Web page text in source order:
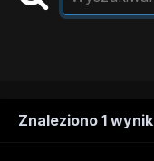
Znaleziono 1 wynik